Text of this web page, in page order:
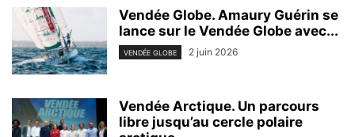
Vendée Globe. Amaury Guérin se
lance sur le Vendée Globe avec...
VENDÉE GLOBE 2 juin 2026
Vendée Arctique. Un parcours
libre jusqu’au cercle polaire